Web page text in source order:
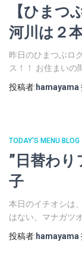
【ひまつ
河川は２
昨日のひまつぶロ
ス！！ お住まいの
投稿者: hamayama
TODAY'S MENU BLOG
”日替わ
子
本日のイチオシは
はない、マナガツ
投稿者: hamayama